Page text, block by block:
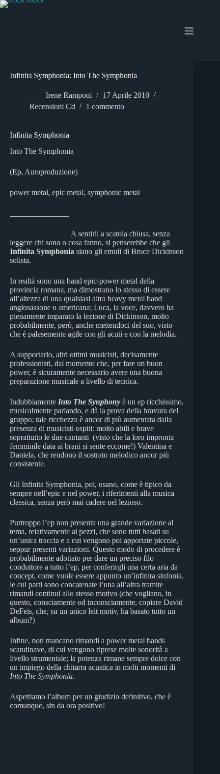
Salta
Infinita Symphonia: Into The Symphonia
Irene Ramponi
17 Aprile 2010
Recensioni Cd
1 commento
Infinita Symphonia
Into The Symphonia
(Ep, Autoproduzione)
power metal, epic metal, symphonic metal
A sentirli a scatola chiusa, senza
leggere chi sono o cosa fanno, si penserebbe che gli
Infinita Symphonia siano gli emuli di Bruce Dickinson
solista.
In realtà sono una band epic-power metal della
provincia romana, ma dimostrano lo stesso di essere
all’altezza di una qualsiasi altra heavy metal band
anglosassone o americana; Luca, la voce, davvero ha
pienamente imparato la lezione di Dickinson, molto
probabilmente, però, anche mettendoci del suo, visto
che è palesemente agile con gli acuti e con la melodia.
A supportarlo, altri ottimi musicisti, decisamente
professionisti, dal momento che, per fare un buon
power, è sicuramente necessario avere una buona
preparazione musicale a livello di tecnica.
Indubbiamente Into The Synphony è un ep ricchissimo,
musicalmente parlando, e dà la prova della bravura del
gruppo; tale ricchezza è ancor di più aumentata dalla
presenza di musicisti ospiti: molto abili e brave
soprattutto le due cantanti (visto che la loro impronta
femminile data ai brani si sente eccome!) Valentina e
Daniela, che rendono il sostrato melodico ancor più
consistente.
Gli Infinita Symphonia, poi, usano, come è tipico da
sempre nell’epic e nel power, i riferimenti alla musica
classica, senza però mai cadere nel lezioso.
Purtroppo l’ep non presenta una grande variazione al
tema, relativamente ai pezzi, che sono tutti basati su
un’unica traccia e a cui vengono poi apportate piccole,
seppur presenti variazioni. Questo modo di procedere è
probabilmente adottato per dare un preciso filo
conduttore a tutto l’ep, per conferirgli una certa aria da
concept, come vuole essere appunto un’infinita sinfonia,
le cui parti sono concatenate l’una all’altra tramite
rimandi continui allo stesso motivo (che vogliano, in
questo, consciamente od inconsciamente, copiare David
DeFeis, che, su un unico leit motiv, ha basato tutto un
album?)
Infine, non mancano rimandi a power metal bands
scandinave, di cui vengono riprese molte sonorità a
livello strumentale; la potenza rimane sempre dolce con
un impiego della chitarra acustica in molti momenti di
Into The Symphonia.
Aspettiamo l’album per un giudizio definitivo, che è
comunque, sin da ora positivo!